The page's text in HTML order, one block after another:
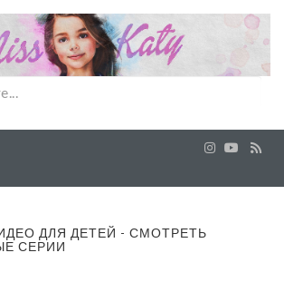
ДЛЯ ДЕТЕЙ - СМОТРЕТЬ
СЕРИИ